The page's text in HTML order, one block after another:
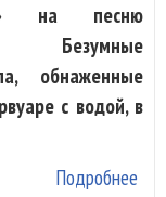
на песню
обнаженные
с водой, в
Подробнее